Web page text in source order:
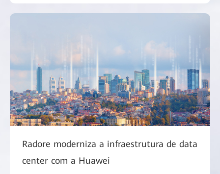
Radore moderniza a infraestrutura de data
center com a Huawei